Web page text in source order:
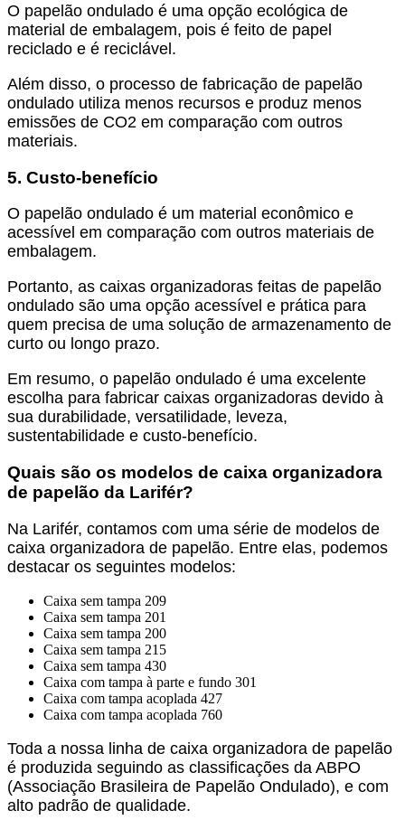
O papelão ondulado é uma opção ecológica de
material de embalagem, pois é feito de papel
reciclado e é reciclável.
Além disso, o processo de fabricação de papelão
ondulado utiliza menos recursos e produz menos
emissões de CO2 em comparação com outros
materiais.
5. Custo-benefício
O papelão ondulado é um material econômico e
acessível em comparação com outros materiais de
embalagem.
Portanto, as caixas organizadoras feitas de papelão
ondulado são uma opção acessível e prática para
quem precisa de uma solução de armazenamento de
curto ou longo prazo.
Em resumo, o papelão ondulado é uma excelente
escolha para fabricar caixas organizadoras devido à
sua durabilidade, versatilidade, leveza,
sustentabilidade e custo-benefício.
Quais são os modelos de caixa organizadora
de papelão da Larifér?
Na Larifér, contamos com uma série de modelos de
caixa organizadora de papelão. Entre elas, podemos
destacar os seguintes modelos:
Caixa sem tampa 209
Caixa sem tampa 201
Caixa sem tampa 200
Caixa sem tampa 215
Caixa sem tampa 430
Caixa com tampa à parte e fundo 301
Caixa com tampa acoplada 427
Caixa com tampa acoplada 760
Toda a nossa linha de caixa organizadora de papelão
é produzida seguindo as classificações da ABPO
(Associação Brasileira de Papelão Ondulado), e com
alto padrão de qualidade.